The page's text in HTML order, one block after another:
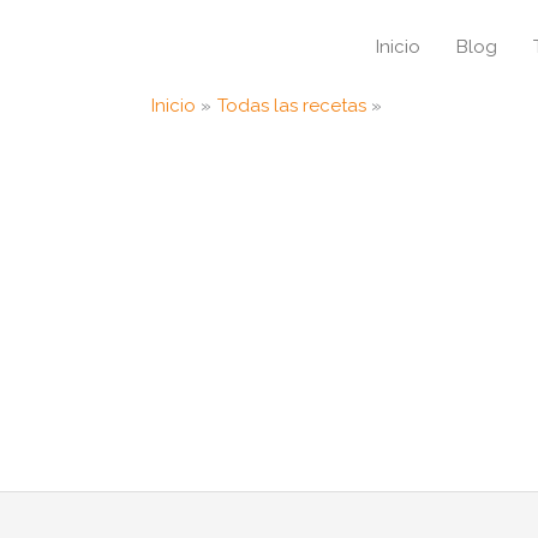
Inicio Blog
Inicio Todas las recetas